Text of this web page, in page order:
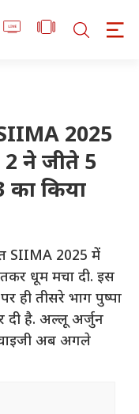
2025
2 ने जीते 5
का किया
SIIMA 2025 में
धूम मचा दी. इस
ही तीसरे भाग पुष्पा
दी है. अल्लू अर्जुन
अब अगले